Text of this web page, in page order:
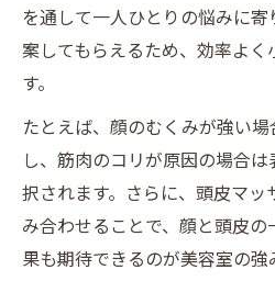
を通して一人ひとりの悩みに
案してもらえるため、効率よ
す。
たとえば、顔のむくみが強い
し、筋肉のコリが原因の場合
択されます。さらに、頭皮マ
み合わせることで、顔と頭皮
果も期待できるのが美容室の強